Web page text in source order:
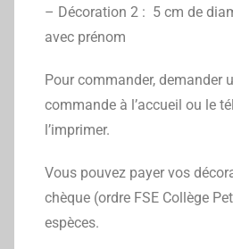
– Décoration 2 : 5 cm de
avec prénom
Pour commander, demander
commande à l’accueil ou le
l’imprimer.
Vous pouvez payer vos
chèque (ordre FSE Collège
espèces.